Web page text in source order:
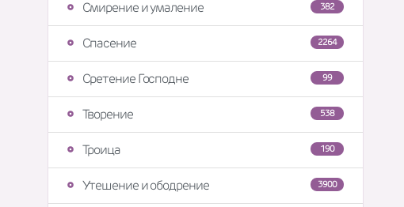
382
Смирение и умаление
2264
Спасение
99
Сретение Господне
538
Творение
190
Троица
3900
Утешение и ободрение